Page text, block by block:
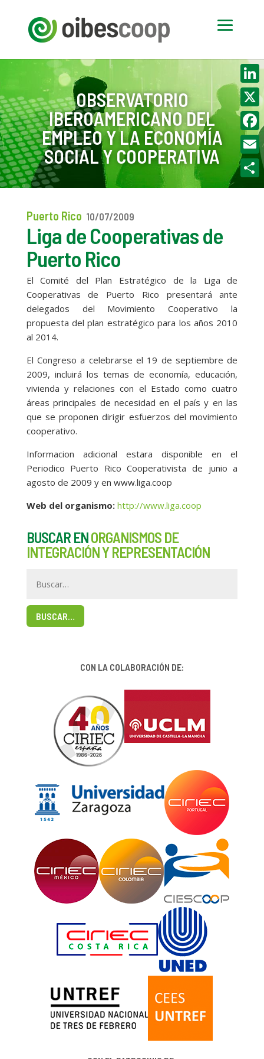
OBSERVATORIO
IBEROAMERICANO DEL
EMPLEO Y LA ECONOMÍA
SOCIAL Y COOPERATIVA
Puerto Rico 10/07/2009
Liga de Cooperativas de
Puerto Rico
El Comité del Plan Estratégico de la Liga de
Cooperativas de Puerto Rico presentará ante
delegados del Movimiento Cooperativo la
propuesta del plan estratégico para los años 2010
al 2014.
El Congreso a celebrarse el 19 de septiembre de
2009, incluirá los temas de economía, educación,
vivienda y relaciones con el Estado como cuatro
áreas principales de necesidad en el país y en las
que se proponen dirigir esfuerzos del movimiento
cooperativo.
Informacion adicional estara disponible en el
Periodico Puerto Rico Cooperativista de junio a
agosto de 2009 y en www.liga.coop
Web del organismo: http://www.liga.coop
BUSCAR ENORGANISMOS DE
INTEGRACIÓN Y REPRESENTACIÓN
BUSCAR…
CON LA COLABORACIÓN DE:
X
Email